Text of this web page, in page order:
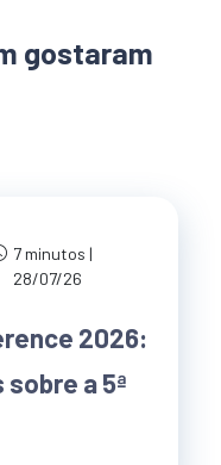
gostaram
7 minutos |
28/07/26
2026:
a 5ª